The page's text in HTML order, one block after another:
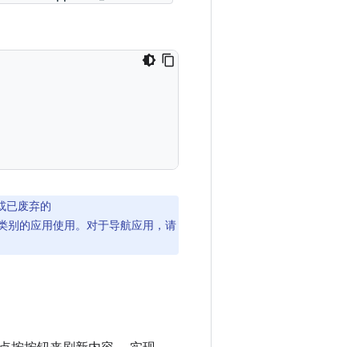
已废弃的
别的应用使用。对于导航应用，请